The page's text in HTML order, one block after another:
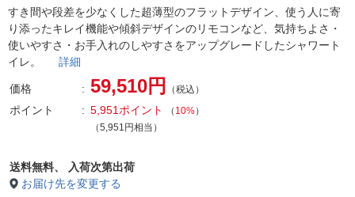
すき間や段差を少なくした超薄型のフラットデザイン、使う人に寄
り添ったキレイ機能や傾斜デザインのリモコンなど、気持ちよさ・
使いやすさ・お手入れのしやすさをアップグレードしたシャワート
イレ。 詳細
価格 59,510円 （税込）
ポイント 5,951ポイント （ 10%）
（5,951円相当）
送料無料、
入荷次第出荷
お届け先を変更する